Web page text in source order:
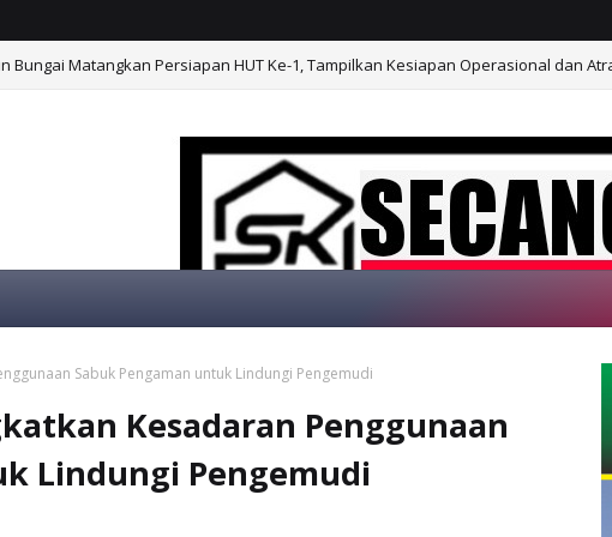
Bungai Matangkan Persiapan HUT Ke-1, Tampilkan Kesiapan Operasional dan
SELAMAT DATANG DI WEBSITE KAMI,
Sabuk Pengaman untuk Lindungi Pengemudi
Kesadaran Penggunaan
Lindungi Pengemudi